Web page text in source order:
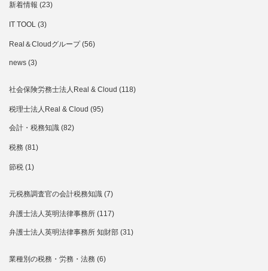
新着情報 (23)
IT TOOL (3)
Real＆Cloudグループ(56)
news (3)
社会保険労務士法人Real & Cloud (118)
税理士法人Real & Cloud (95)
会計・税務知識 (82)
税務 (81)
節税 (1)
元税務調査官の会計税務知識 (7)
弁護士法人英明法律事務所 (117)
弁護士法人英明法律事務所 知財部 (31)
業種別の税務・労務・法務 (6)